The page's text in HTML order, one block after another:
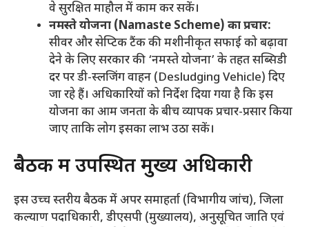
वे सुरक्षित माहौल में काम कर सकें।
नमस्ते योजना (Namaste Scheme) का प्रचार:
सीवर और सेप्टिक टैंक की मशीनीकृत सफाई को बढ़ावा
देने के लिए सरकार की ‘नमस्ते योजना’ के तहत सब्सिडी
दर पर डी-स्लजिंग वाहन (Desludging Vehicle) दिए
जा रहे हैं। अधिकारियों को निर्देश दिया गया है कि इस
योजना का आम जनता के बीच व्यापक प्रचार-प्रसार किया
जाए ताकि लोग इसका लाभ उठा सकें।
​बैठक में उपस्थित मुख्य अधिकारी
​इस उच्च स्तरीय बैठक में अपर समाहर्ता (विभागीय जांच), जिला
कल्याण पदाधिकारी, डीएसपी (मुख्यालय), अनुसूचित जाति एवं